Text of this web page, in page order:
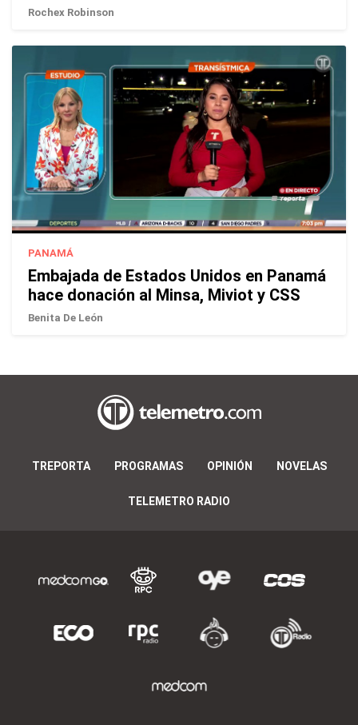
Rochex Robinson
PANAMÁ
Embajada de Estados Unidos en Panamá
hace donación al Minsa, Miviot y CSS
Benita De León
TREPORTA PROGRAMAS OPINIÓN NOVELAS
TELEMETRO RADIO